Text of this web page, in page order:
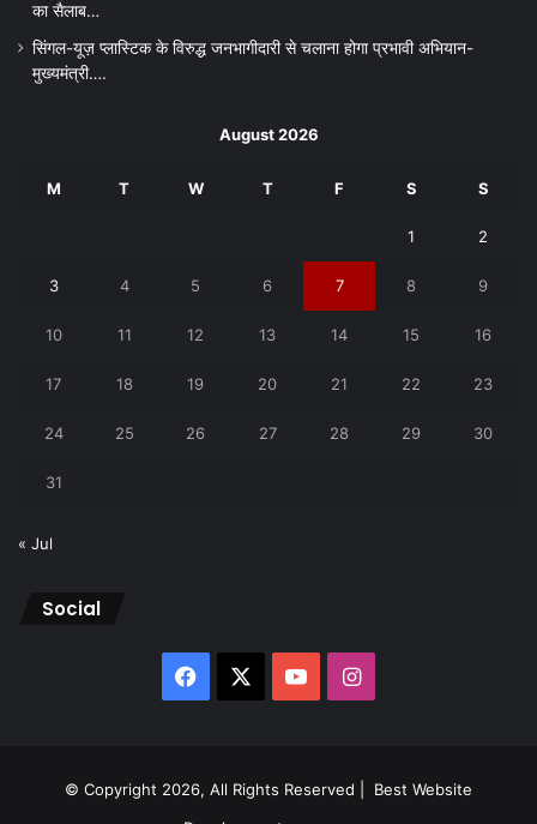
का सैलाब…
सिंगल-यूज़ प्लास्टिक के विरुद्ध जनभागीदारी से चलाना होगा प्रभावी अभियान-
मुख्यमंत्री….
August 2026
M T W T F S S
1 2
3 4 5 6 7 8 9
10 11 12 13 14 15 16
17 18 19 20 21 22 23
24 25 26 27 28 29 30
31
« Jul
Social
Facebook YouTubeInstagram
© Copyright 2026, All Rights Reserved | Best Website